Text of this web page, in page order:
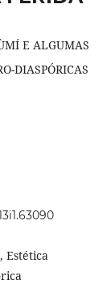
E ALGUMAS
DIASPÓRICAS
Estética